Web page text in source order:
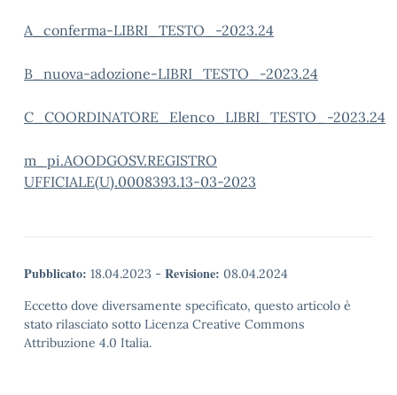
A_conferma-LIBRI_TESTO_-2023.24
B_nuova-adozione-LIBRI_TESTO_-2023.24
C_COORDINATORE_Elenco_LIBRI_TESTO_-2023.24
m_pi.AOODGOSV.REGISTRO
UFFICIALE(U).0008393.13-03-2023
Pubblicato: 18.04.2023 - Revisione: 08.04.2024
Eccetto dove diversamente specificato, questo articolo è
stato rilasciato sotto Licenza Creative Commons
Attribuzione 4.0 Italia.